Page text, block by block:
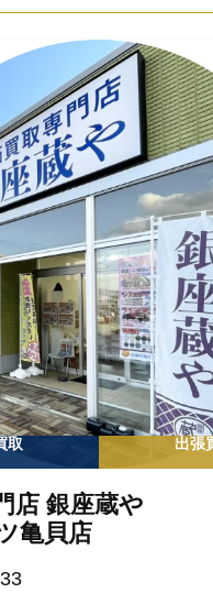
取 出張
店 銀座蔵や
亀貝店